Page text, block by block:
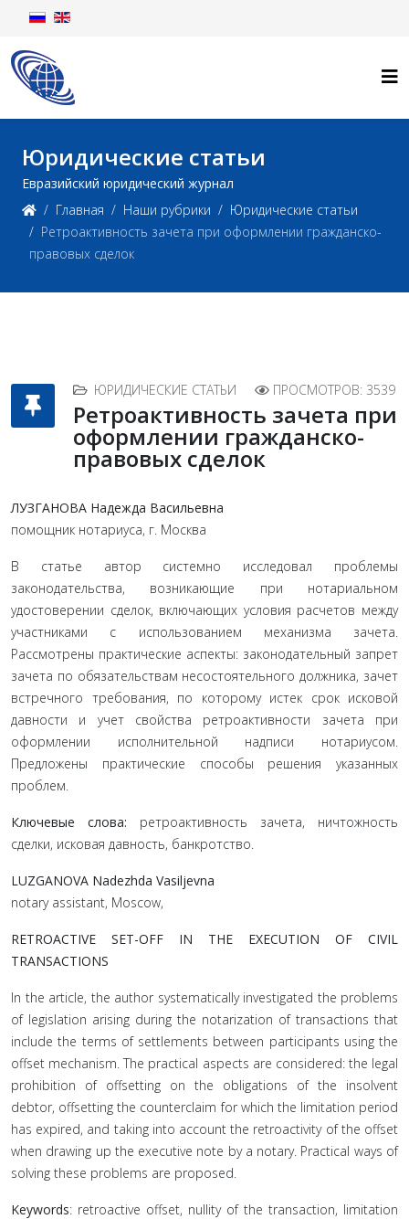
Юридические статьи
Евразийский юридический журнал
Главная
Наши рубрики
Юридические статьи
Ретроактивность зачета при оформлении гражданско-
правовых сделок
ЮРИДИЧЕСКИЕ СТАТЬИ ПРОСМОТРОВ: 3539
Ретроактивность зачета при
оформлении гражданско-
правовых сделок
ЛУЗГАНОВА Надежда Васильевна
помощник нотариуса, г. Москва
В статье автор системно исследовал проблемы
законодательства, возникающие при нотариальном
удостоверении сделок, включающих условия расчетов между
участниками с использованием механизма зачета.
Рассмотрены практические аспекты: законодательный запрет
зачета по обязательствам несостоятельного должника, зачет
встречного требования, по которому истек срок исковой
давности и учет свойства ретроактивности зачета при
оформлении исполнительной надписи нотариусом.
Предложены практические способы решения указанных
проблем.
Ключевые слова: ретроактивность зачета, ничтожность
сделки, исковая давность, банкротство.
LUZGANOVA Nadezhda Vasiljevna
notary assistant, Moscow,
RETROACTIVE SET-OFF IN THE EXECUTION OF CIVIL
TRANSACTIONS
In the article, the author systematically investigated the problems
of legislation arising during the notarization of transactions that
include the terms of settlements between participants using the
offset mechanism. The practical aspects are considered: the legal
prohibition of offsetting on the obligations of the insolvent
debtor, offsetting the counterclaim for which the limitation period
has expired, and taking into account the retroactivity of the offset
when drawing up the executive note by a notary. Practical ways of
solving these problems are proposed.
Keywords: retroactive offset, nullity of the transaction, limitation